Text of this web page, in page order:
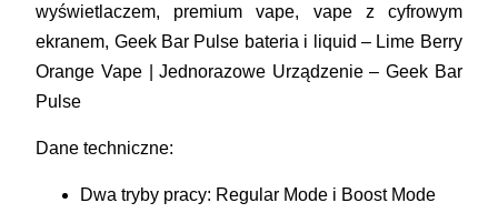
wyświetlaczem, premium vape, vape z cyfrowym
ekranem, Geek Bar Pulse bateria i liquid – Lime Berry
Orange Vape | Jednorazowe Urządzenie – Geek Bar
Pulse
Dane techniczne:
Dwa tryby pracy: Regular Mode i Boost Mode